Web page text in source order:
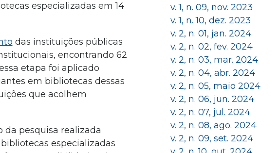
especializadas em 14
das instituições públicas
encontrando 62
etapa foi aplicado
em bibliotecas dessas
que acolhem
pesquisa realizada
especializadas
v. 1, n. 09, nov. 2023
v. 1, n. 10, dez. 2023
v. 2, n. 01, jan. 2024
v. 2, n. 02, fev. 2024
v. 2, n. 03, mar. 2024
v. 2, n. 04, abr. 2024
v. 2, n. 05, maio 2024
v. 2, n. 06, jun. 2024
v. 2, n. 07, jul. 2024
v. 2, n. 08, ago. 2024
v. 2, n. 09, set. 2024